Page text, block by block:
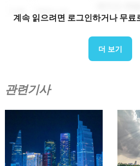
기준 몬테소리
아
핵심
individual
potential.
Children are
creators of
their own
knowledge.
Children are
around
acts as
teacher.”
계속 읽으려면 로그인하거나 무료
더 보기
관련기사